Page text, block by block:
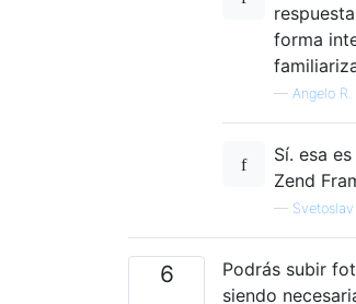
forma
— Angelo R.
Sí. esa
Zend
—
6
Podrás subir
siendo